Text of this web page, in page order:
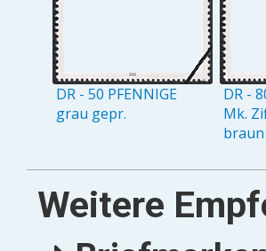
DR - 50 PFENNIGE
grau gepr.
DR -
Mk.
Weitere